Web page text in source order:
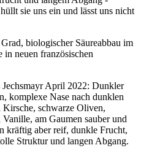
sie uns ein und lässt uns nicht
biologischer Säureabbau im
in neuen französischen
Jechsmayr April 2022: Dunkler
komplexe Nase nach dunklen
Kirsche, schwarze Oliven,
am Gaumen sauber und
kräftig aber reif, dunkle Frucht,
Struktur und langen Abgang.